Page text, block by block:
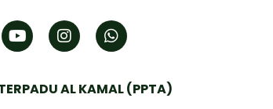
AL KAMAL (PPTA)